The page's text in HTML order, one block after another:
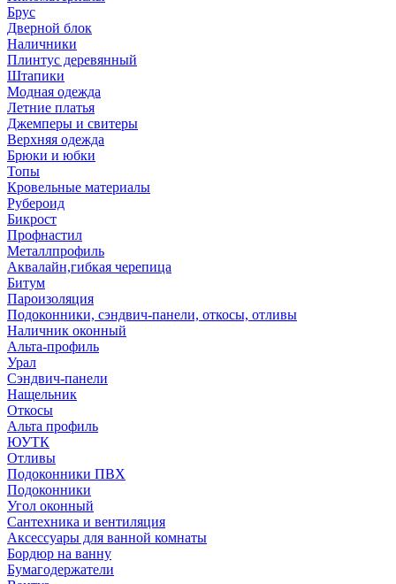
Брус
Дверной блок
Наличники
Плинтус деревянный
Штапики
Модная одежда
Летние платья
Джемперы и свитеры
Верхняя одежда
Брюки и юбки
Топы
Кровельные материалы
Рубероид
Бикрост
Профнастил
Металлпрофиль
Аквалайн,гибкая черепица
Битум
Пароизоляция
Подоконники, сэндвич-панели, откосы, отливы
Наличник оконный
Альта-профиль
Урал
Сэндвич-панели
Нащельник
Откосы
Альта профиль
ЮУТК
Отливы
Подоконники ПВХ
Подоконники
Угол оконный
Сантехника и вентиляция
Аксессуары для ванной комнаты
Бордюр на ванну
Бумагодержатели